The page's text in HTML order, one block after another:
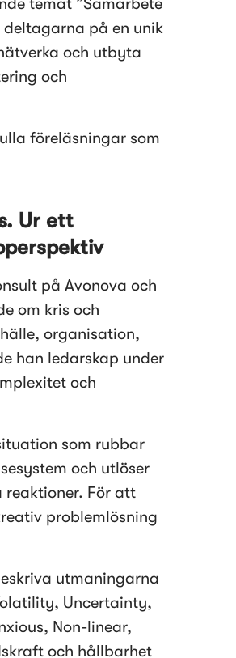
på en unik
och utbyta
och
föreläsningar som
Ur ett
på Avonova och
om kris och
organisation,
han ledarskap under
och
som rubbar
och utlöser
reaktioner. För att
problemlösning
utmaningarna
Uncertainty,
Non-linear,
och hållbarhet